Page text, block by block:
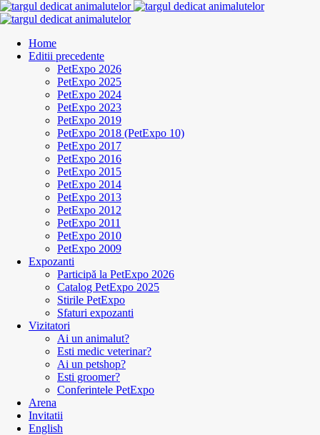
Home
Editii precedente
PetExpo 2026
PetExpo 2025
PetExpo 2024
PetExpo 2023
PetExpo 2019
PetExpo 2018 (PetExpo 10)
PetExpo 2017
PetExpo 2016
PetExpo 2015
PetExpo 2014
PetExpo 2013
PetExpo 2012
PetExpo 2011
PetExpo 2010
PetExpo 2009
Expozanti
Participă la PetExpo 2026
Catalog PetExpo 2025
Stirile PetExpo
Sfaturi expozanti
Vizitatori
Ai un animalut?
Esti medic veterinar?
Ai un petshop?
Esti groomer?
Conferintele PetExpo
Arena
Invitatii
English